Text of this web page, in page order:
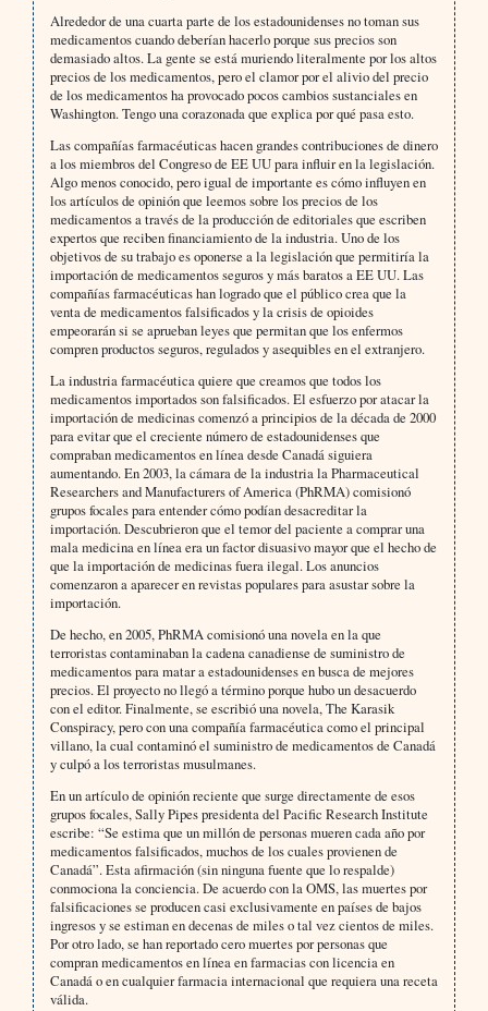
Alrededor de una cuarta parte de los estadounidenses no toman sus
medicamentos cuando deberían hacerlo porque sus precios son
demasiado altos. La gente se está muriendo literalmente por los altos
precios de los medicamentos, pero el clamor por el alivio del precio
de los medicamentos ha provocado pocos cambios sustanciales en
Washington. Tengo una corazonada que explica por qué pasa esto.
Las compañías farmacéuticas hacen grandes contribuciones de dinero
a los miembros del Congreso de EE UU para influir en la legislación.
Algo menos conocido, pero igual de importante es cómo influyen en
los artículos de opinión que leemos sobre los precios de los
medicamentos a través de la producción de editoriales que escriben
expertos que reciben financiamiento de la industria. Uno de los
objetivos de su trabajo es oponerse a la legislación que permitiría la
importación de medicamentos seguros y más baratos a EE UU. Las
compañías farmacéuticas han logrado que el público crea que la
venta de medicamentos falsificados y la crisis de opioides
empeorarán si se aprueban leyes que permitan que los enfermos
compren productos seguros, regulados y asequibles en el extranjero.
La industria farmacéutica quiere que creamos que todos los
medicamentos importados son falsificados. El esfuerzo por atacar la
importación de medicinas comenzó a principios de la década de 2000
para evitar que el creciente número de estadounidenses que
compraban medicamentos en línea desde Canadá siguiera
aumentando. En 2003, la cámara de la industria la Pharmaceutical
Researchers and Manufacturers of America (PhRMA) comisionó
grupos focales para entender cómo podían desacreditar la
importación. Descubrieron que el temor del paciente a comprar una
mala medicina en línea era un factor disuasivo mayor que el hecho de
que la importación de medicinas fuera ilegal. Los anuncios
comenzaron a aparecer en revistas populares para asustar sobre la
importación.
De hecho, en 2005, PhRMA comisionó una novela en la que
terroristas contaminaban la cadena canadiense de suministro de
medicamentos para matar a estadounidenses en busca de mejores
precios. El proyecto no llegó a término porque hubo un desacuerdo
con el editor. Finalmente, se escribió una novela, The Karasik
Conspiracy, pero con una compañía farmacéutica como el principal
villano, la cual contaminó el suministro de medicamentos de Canadá
y culpó a los terroristas musulmanes.
En un artículo de opinión reciente que surge directamente de esos
grupos focales, Sally Pipes presidenta del Pacific Research Institute
escribe: “Se estima que un millón de personas mueren cada año por
medicamentos falsificados, muchos de los cuales provienen de
Canadá”. Esta afirmación (sin ninguna fuente que lo respalde)
conmociona la conciencia. De acuerdo con la OMS, las muertes por
falsificaciones se producen casi exclusivamente en países de bajos
ingresos y se estiman en decenas de miles o tal vez cientos de miles.
Por otro lado, se han reportado cero muertes por personas que
compran medicamentos en línea en farmacias con licencia en
Canadá o en cualquier farmacia internacional que requiera una receta
válida.